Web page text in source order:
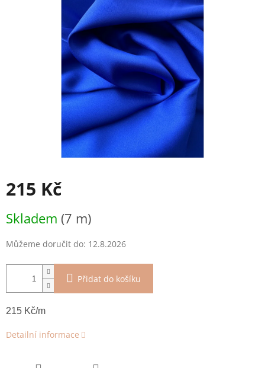
215 Kč
cena:
Skladem (7 m)
Můžeme doručit do: 12.8.2026
Přidat do košíku
215 Kč/m
Detailní informace